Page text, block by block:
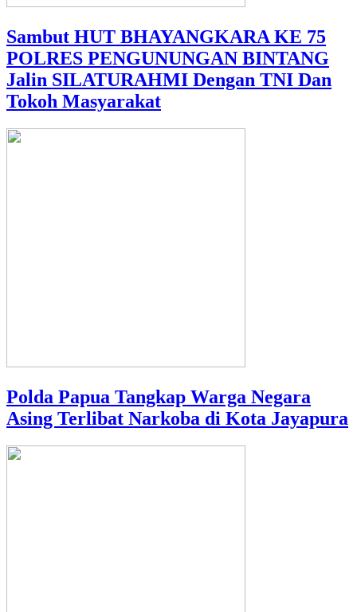
Sambut HUT BHAYANGKARA KE 75
POLRES PENGUNUNGAN BINTANG
Jalin SILATURAHMI Dengan TNI Dan
Tokoh Masyarakat
Polda Papua Tangkap Warga Negara
Asing Terlibat Narkoba di Kota Jayapura